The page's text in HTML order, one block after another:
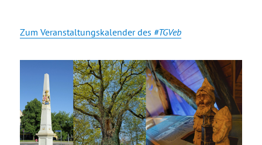
Zum Veranstaltungskalender des #TGVeb